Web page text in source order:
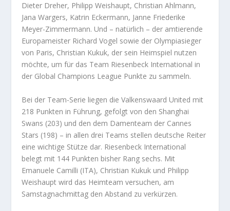
Dieter Dreher, Philipp Weishaupt, Christian Ahlmann,
Jana Wargers, Katrin Eckermann, Janne Friederike
Meyer-Zimmermann. Und – natürlich – der amtierende
Europameister Richard Vogel sowie der Olympiasieger
von Paris, Christian Kukuk, der sein Heimspiel nutzen
möchte, um für das Team Riesenbeck International in
der Global Champions League Punkte zu sammeln.
Bei der Team-Serie liegen die Valkenswaard United mit
218 Punkten in Führung, gefolgt von den Shanghai
Swans (203) und den dem Damenteam der Cannes
Stars (198) – in allen drei Teams stellen deutsche Reiter
eine wichtige Stütze dar. Riesenbeck International
belegt mit 144 Punkten bisher Rang sechs. Mit
Emanuele Camilli (ITA), Christian Kukuk und Philipp
Weishaupt wird das Heimteam versuchen, am
Samstagnachmittag den Abstand zu verkürzen.